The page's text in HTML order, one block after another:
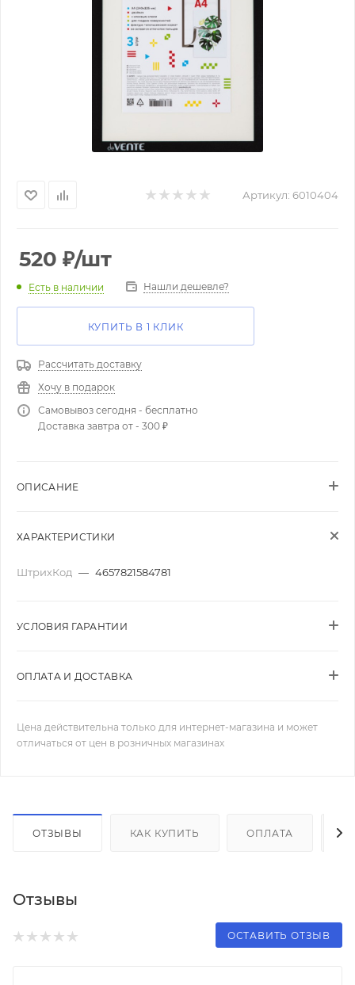
Артикул: 6010404
520 ₽/шт
Есть в наличии Нашли дешевле?
КУПИТЬ В 1 КЛИК
Рассчитать доставку
Хочу в подарок
Самовывоз сегодня - бесплатно
Доставка завтра от - 300 ₽
ОПИСАНИЕ
ХАРАКТЕРИСТИКИ
ШтрихКод — 4657821584781
УСЛОВИЯ ГАРАНТИИ
ОПЛАТА И ДОСТАВКА
Цена действительна только для интернет-магазина и может
отличаться от цен в розничных магазинах
ОТЗЫВЫ КАК КУПИТЬ ОПЛАТА
Отзывы
ОСТАВИТЬ ОТЗЫВ